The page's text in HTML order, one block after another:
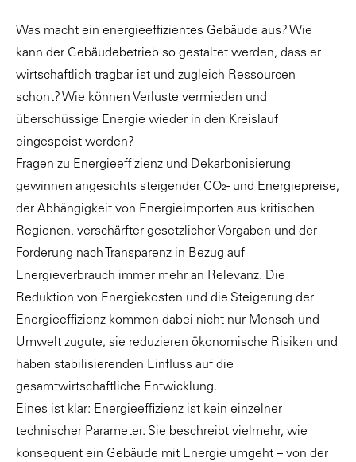
Was macht ein energieeffizientes Gebäude aus? Wie
kann der Gebäudebetrieb so gestaltet werden, dass er
wirtschaftlich tragbar ist und zugleich Ressourcen
schont? Wie können Verluste vermieden und
überschüssige Energie wieder in den Kreislauf
eingespeist werden?
Fragen zu Energieeffizienz und Dekarbonisierung
gewinnen angesichts steigender CO₂- und Energiepreise,
der Abhängigkeit von Energieimporten aus kritischen
Regionen, verschärfter gesetzlicher Vorgaben und der
Forderung nach Transparenz in Bezug auf
Energieverbrauch immer mehr an Relevanz. Die
Reduktion von Energiekosten und die Steigerung der
Energieeffizienz kommen dabei nicht nur Mensch und
Umwelt zugute, sie reduzieren ökonomische Risiken und
haben stabilisierenden Einfluss auf die
gesamtwirtschaftliche Entwicklung.
Eines ist klar: Energieeffizienz ist kein einzelner
technischer Parameter. Sie beschreibt vielmehr, wie
konsequent ein Gebäude mit Energie umgeht – von der